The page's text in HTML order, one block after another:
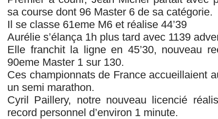
sa course dont 96 Master 6 de sa catégorie.
Il se classe 61eme M6 et réalise 44’39
Aurélie s’élança 1h plus tard avec 1139
Elle franchit la ligne en 45’30, nouveau
90eme Master 1 sur 130.
Ces championnats de France accueillaient
un semi marathon.
Cyril Paillery, notre nouveau licencié
record personnel d’environ 1 minute.